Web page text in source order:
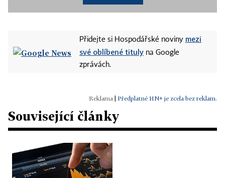
Přidejte si Hospodářské noviny mezi
své oblíbené tituly na Google
zprávách.
Předplatné HN+ je zcela bez reklam.
Související články